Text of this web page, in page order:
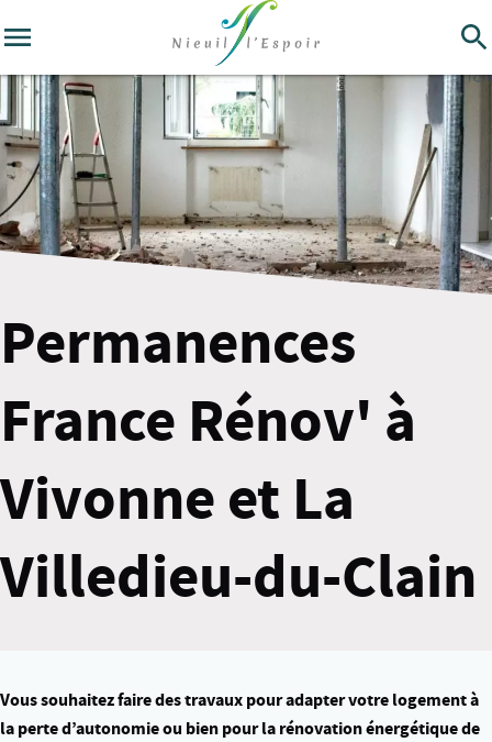
Permanences
France Rénov' à
Vivonne et La
Villedieu-du-Clain
Vous souhaitez faire des travaux pour adapter votre logement à
la perte d’autonomie ou bien pourlarénovation énergétique de